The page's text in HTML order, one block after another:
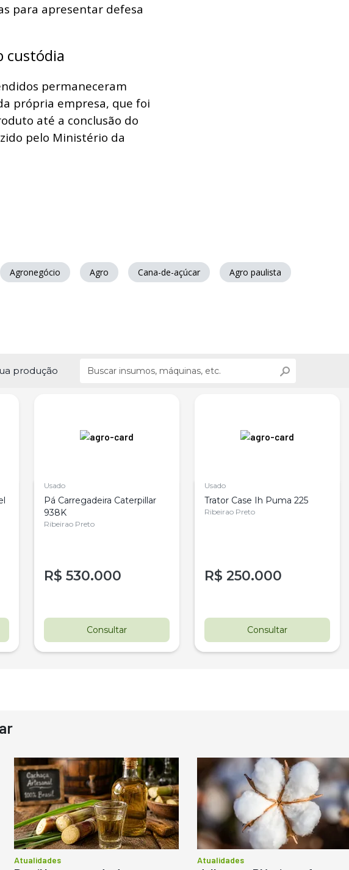
para apresentar defesa
custódia
permaneceram
própria empresa, que foi
até a conclusão do
pelo Ministério da
Agronegócio Agro Cana-de-açúcar Agro paulista
produção
Usado
Pá Carregadeira Caterpillar
938K
Ribeirao Preto
R$ 530.000
Consultar
Usado
Trator Case Ih Puma 225
Ribeirao Preto
R$ 250.000
Consultar
Atualidades Atualidades